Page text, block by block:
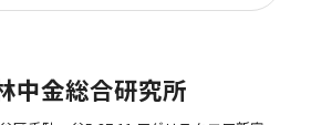
中金総合研究所